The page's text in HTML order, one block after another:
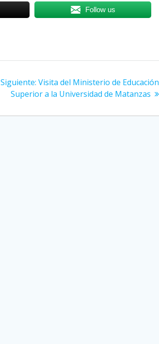
Follow us
Siguiente: Siguiente
entrada:
Visita del Ministerio de Educación
Superior a la Universidad de Matanzas